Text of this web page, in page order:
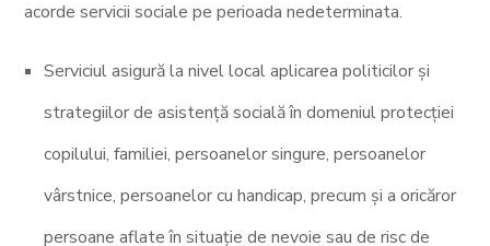
acorde servicii sociale pe perioada nedeterminata.
Serviciul asigură la nivel local aplicarea politicilor și
strategiilor de asistență socială în domeniul protecției
copilului, familiei, persoanelor singure, persoanelor
vârstnice, persoanelor cu handicap, precum și a oricăror
persoane aflate în situație de nevoie sau de risc de